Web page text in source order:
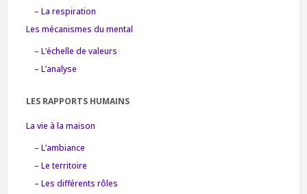
– La respiration
Les mécanismes du mental
– L’échelle de valeurs
– L’analyse
LES RAPPORTS HUMAINS
La vie à la maison
– L’ambiance
– Le territoire
– Les différents rôles